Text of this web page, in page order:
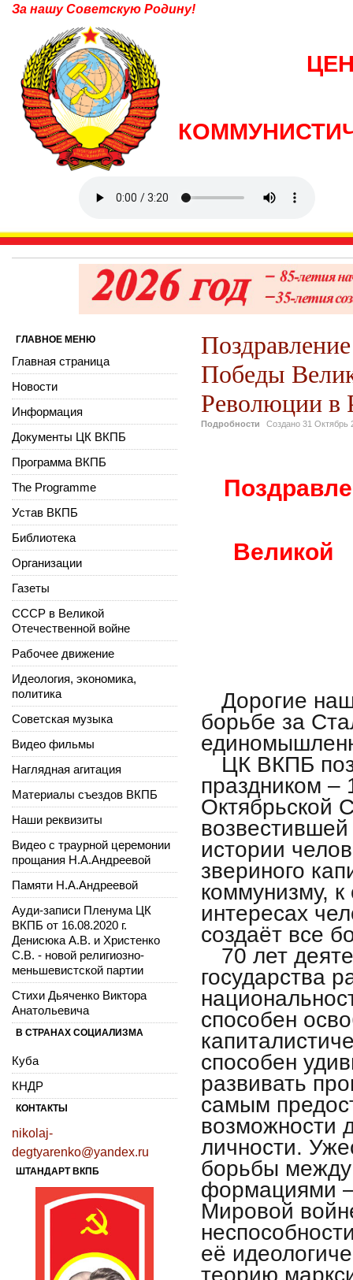
За нашу Советскую Родину!
Победы
Революции в
Подробности Создано 31 Октябрь
Великой
Дорогие
борьбе за
ЦК ВКПБ
праздником
Октябрьской
истории
звериного
коммунизму,
интересах
создаёт все
70 лет
государства
способен
способен
развивать
самым
возможности
личности.
борьбы между
формациями
Мировой
её
теорию
ГЛАВНОЕ МЕНЮ
Главная страница
Новости
Информация
Документы ЦК ВКПБ
Программа ВКПБ
The Programme
Устав ВКПБ
Библиотека
Организации
Газеты
СССР в Великой
Отечественной войне
Рабочее движение
Идеология, экономика,
политика
Советская музыка
Видео фильмы
Наглядная агитация
Материалы съездов ВКПБ
Наши реквизиты
Видео с траурной церемонии
прощания Н.А.Андреевой
Памяти Н.А.Андреевой
Ауди-записи Пленума ЦК
ВКПБ от 16.08.2020 г.
Денисюка А.В. и Христенко
С.В. - новой религиозно-
меньшевистской партии
Стихи Дьяченко Виктора
Анатольевича
В СТРАНАХ СОЦИАЛИЗМА
Куба
КНДР
КОНТАКТЫ
nikolaj-
degtyarenko@yandex.ru
ШТАНДАРТ ВКПБ